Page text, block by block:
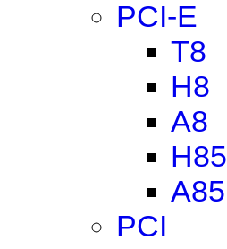
PCI-E
T8
H8
A8
H85
A85
PCI